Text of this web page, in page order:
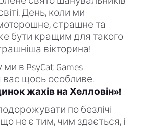
День, коли ми
страшне та
бути кращим для такого
вікторина!
в PsyCat Games
вас щось особливе.
жахів на Хелловін»!
по безлічі
не є тим, чим здається, і